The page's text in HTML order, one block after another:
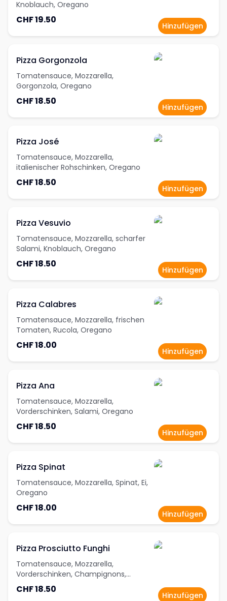
Knoblauch, Oregano
CHF 19.50
Hinzufügen
Pizza Gorgonzola
Tomatensauce, Mozzarella,
Gorgonzola, Oregano
CHF 18.50
Hinzufügen
Pizza José
Tomatensauce, Mozzarella,
italienischer Rohschinken, Oregano
CHF 18.50
Hinzufügen
Pizza Vesuvio
Tomatensauce, Mozzarella, scharfer
Salami, Knoblauch, Oregano
CHF 18.50
Hinzufügen
Pizza Calabres
Tomatensauce, Mozzarella, frischen
Tomaten, Rucola, Oregano
CHF 18.00
Hinzufügen
Pizza Ana
Tomatensauce, Mozzarella,
Vorderschinken, Salami, Oregano
CHF 18.50
Hinzufügen
Pizza Spinat
Tomatensauce, Mozzarella, Spinat, Ei,
Oregano
CHF 18.00
Hinzufügen
Pizza Prosciutto Funghi
Tomatensauce, Mozzarella,
Vorderschinken, Champignons,
Oregano
CHF 18.50
Hinzufügen